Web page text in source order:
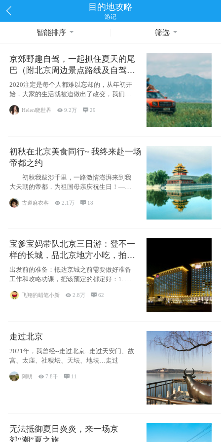
目的地攻略
游记
智能排序 筛选
京郊野趣自驾，一起抓住夏天的尾
巴（附北京周边景点路线及自驾攻
略）
2020注定是每个人都难以忘却的，从年初开
始，大家的生活就被迫做出了改变，我们也
不例外。本来双双辞职是为
Helen晓世界 9.2万 29
初秋在北京美食同行~ 我终来赴一场
帝都之约
初秋我跋涉千里，一路激情澎湃来到我
大天朝的帝都，为祖国母亲庆祝生日！——
古道麻衣客 2.1万  18
宝爹宝妈带队北京三日游：登不一
样的长城，品北京地方小吃，拍盘
古七星夜景！
出发前的准备：抵达京城之前需要做好准备
工作和攻略功课，把该预定的都定好：1. 酒
飞翔的蜡笔小新 2.8万 62
走过北京
2021年，我曾经--走过北京...走过天安门、故
宫、太庙、社稷坛、天坛、地坛…走过
阿眀 7.8千  11
无法抵御夏日炎炎，来一场京